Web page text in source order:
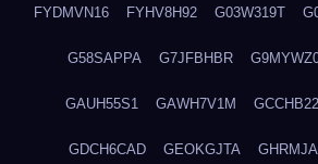
FYDMVN16 FYHV8H92 G03W319T
G58SAPPA G7JFBHBR
GAUH55S1 GAWH7V1M
GDCH6CAD GEOKGJTA